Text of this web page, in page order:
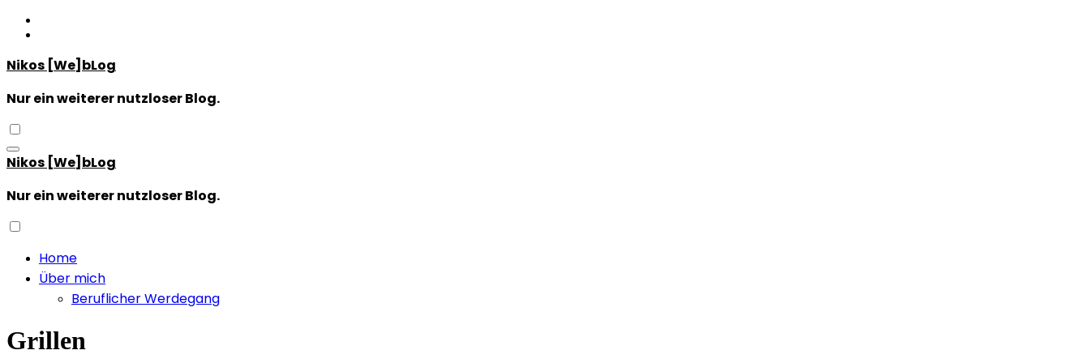
Zum
Inhalt
Nikos [We]bLog
Nur ein weiterer nutzloser Blog.
Nikos [We]bLog
Nur ein weiterer nutzloser Blog.
Home
Über mich
Beruflicher Werdegang
Grillen